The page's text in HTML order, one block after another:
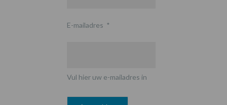
E-mailadres *
Vul hier uw e-mailadres in